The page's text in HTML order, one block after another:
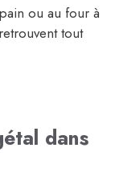
ou au four à
tout
dans